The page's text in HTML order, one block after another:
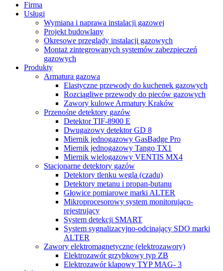
Firma
Usługi
Wymiana i naprawa instalacji gazowej
Projekt budowlany
Okresowe przeglądy instalacji gazowych
Montaż zintegrowanych systemów zabezpieczeń
gazowych
Produkty
Armatura gazowa
Elastyczne przewody do kuchenek gazowych
Rozciągliwe przewody do pieców gazowych
Zawory kulowe Armatury Kraków
Przenośne detektory gazów
Detektor TIF-8900 E
Dwugazowy detektor GD 8
Miernik jednogazowy GasBadge Pro
Miernik jednogazowy Tango TX1
Miernik wielogazowy VENTIS MX4
Stacjonarne detektory gazów
Detektory tlenku węgla (czadu)
Detektory metanu i propan-butanu
Głowice pomiarowe marki ALTER
Mikroprocesorowy system monitorująco-
rejestrujący
System detekcji SMART
System sygnalizacyjno-odcinający SDO marki
ALTER
Zawory elektromagnetyczne (elektrozawory)
Elektrozawór grzybkowy typ ZB
Elektrozawór klapowy TYP MAG- 3